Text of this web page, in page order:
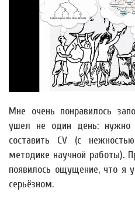
Мне очень понравилось
ушел не один день: нужно
составить CV (с
методике научной работы).
появилось ощущение, что я
серьёзном.